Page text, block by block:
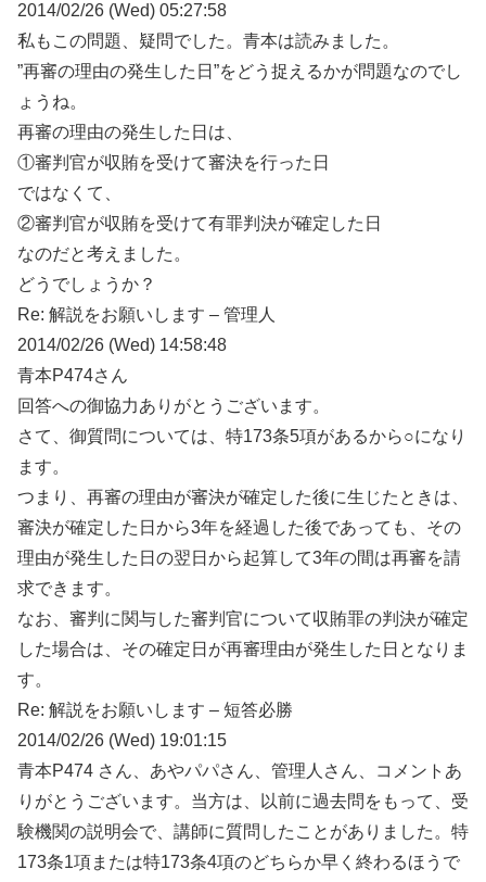
2014/02/26 (Wed) 05:27:58
私もこの問題、疑問でした。青本は読みました。
”再審の理由の発生した日”をどう捉えるかが問題なのでし
ょうね。
再審の理由の発生した日は、
①審判官が収賄を受けて審決を行った日
ではなくて、
②審判官が収賄を受けて有罪判決が確定した日
なのだと考えました。
どうでしょうか？
Re: 解説をお願いします – 管理人
2014/02/26 (Wed) 14:58:48
青本P474さん
回答への御協力ありがとうございます。
さて、御質問については、特173条5項があるから○になり
ます。
つまり、再審の理由が審決が確定した後に生じたときは、
審決が確定した日から3年を経過した後であっても、その
理由が発生した日の翌日から起算して3年の間は再審を請
求できます。
なお、審判に関与した審判官について収賄罪の判決が確定
した場合は、その確定日が再審理由が発生した日となりま
す。
Re: 解説をお願いします – 短答必勝
2014/02/26 (Wed) 19:01:15
青本P474 さん、あやパパさん、管理人さん、コメントあ
りがとうございます。当方は、以前に過去問をもって、受
験機関の説明会で、講師に質問したことがありました。特
173条1項または特173条4項のどちらか早く終わるほうで